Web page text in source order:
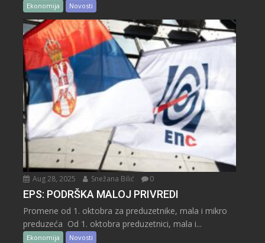
Ekonomija Novosti
Aug 28, 2025 Snežana Bilić 0
EPS: PODRŠKA MALOJ PRIVREDI
Promene od 1. oktobra za preduzetnike, mala i mikro
preduzeća Od 1. oktobra preduzetnici, mala i...
Ekonomija Novosti